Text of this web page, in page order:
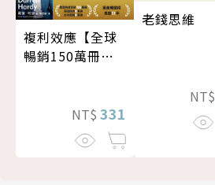
複利效應【全球
暢銷150萬冊・
NT$ 331
老錢思維
NT$